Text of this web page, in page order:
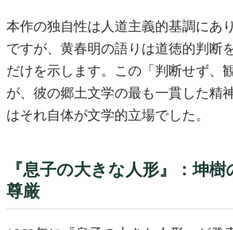
本作の独自性は人道主義的基調にあ
ですが、黄春明の語りは道徳的判断
だけを示します。この「判断せず、
が、彼の郷土文学の最も一貫した精
はそれ自体が文学的立場でした。
『息子の大きな人形』：坤
尊厳